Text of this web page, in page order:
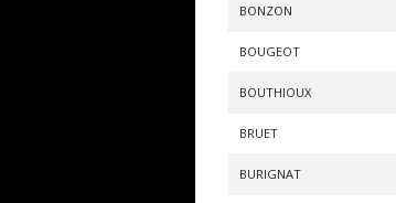
BONZON
BOUGEOT
BOUTHIOUX
BRUET
BURIGNAT